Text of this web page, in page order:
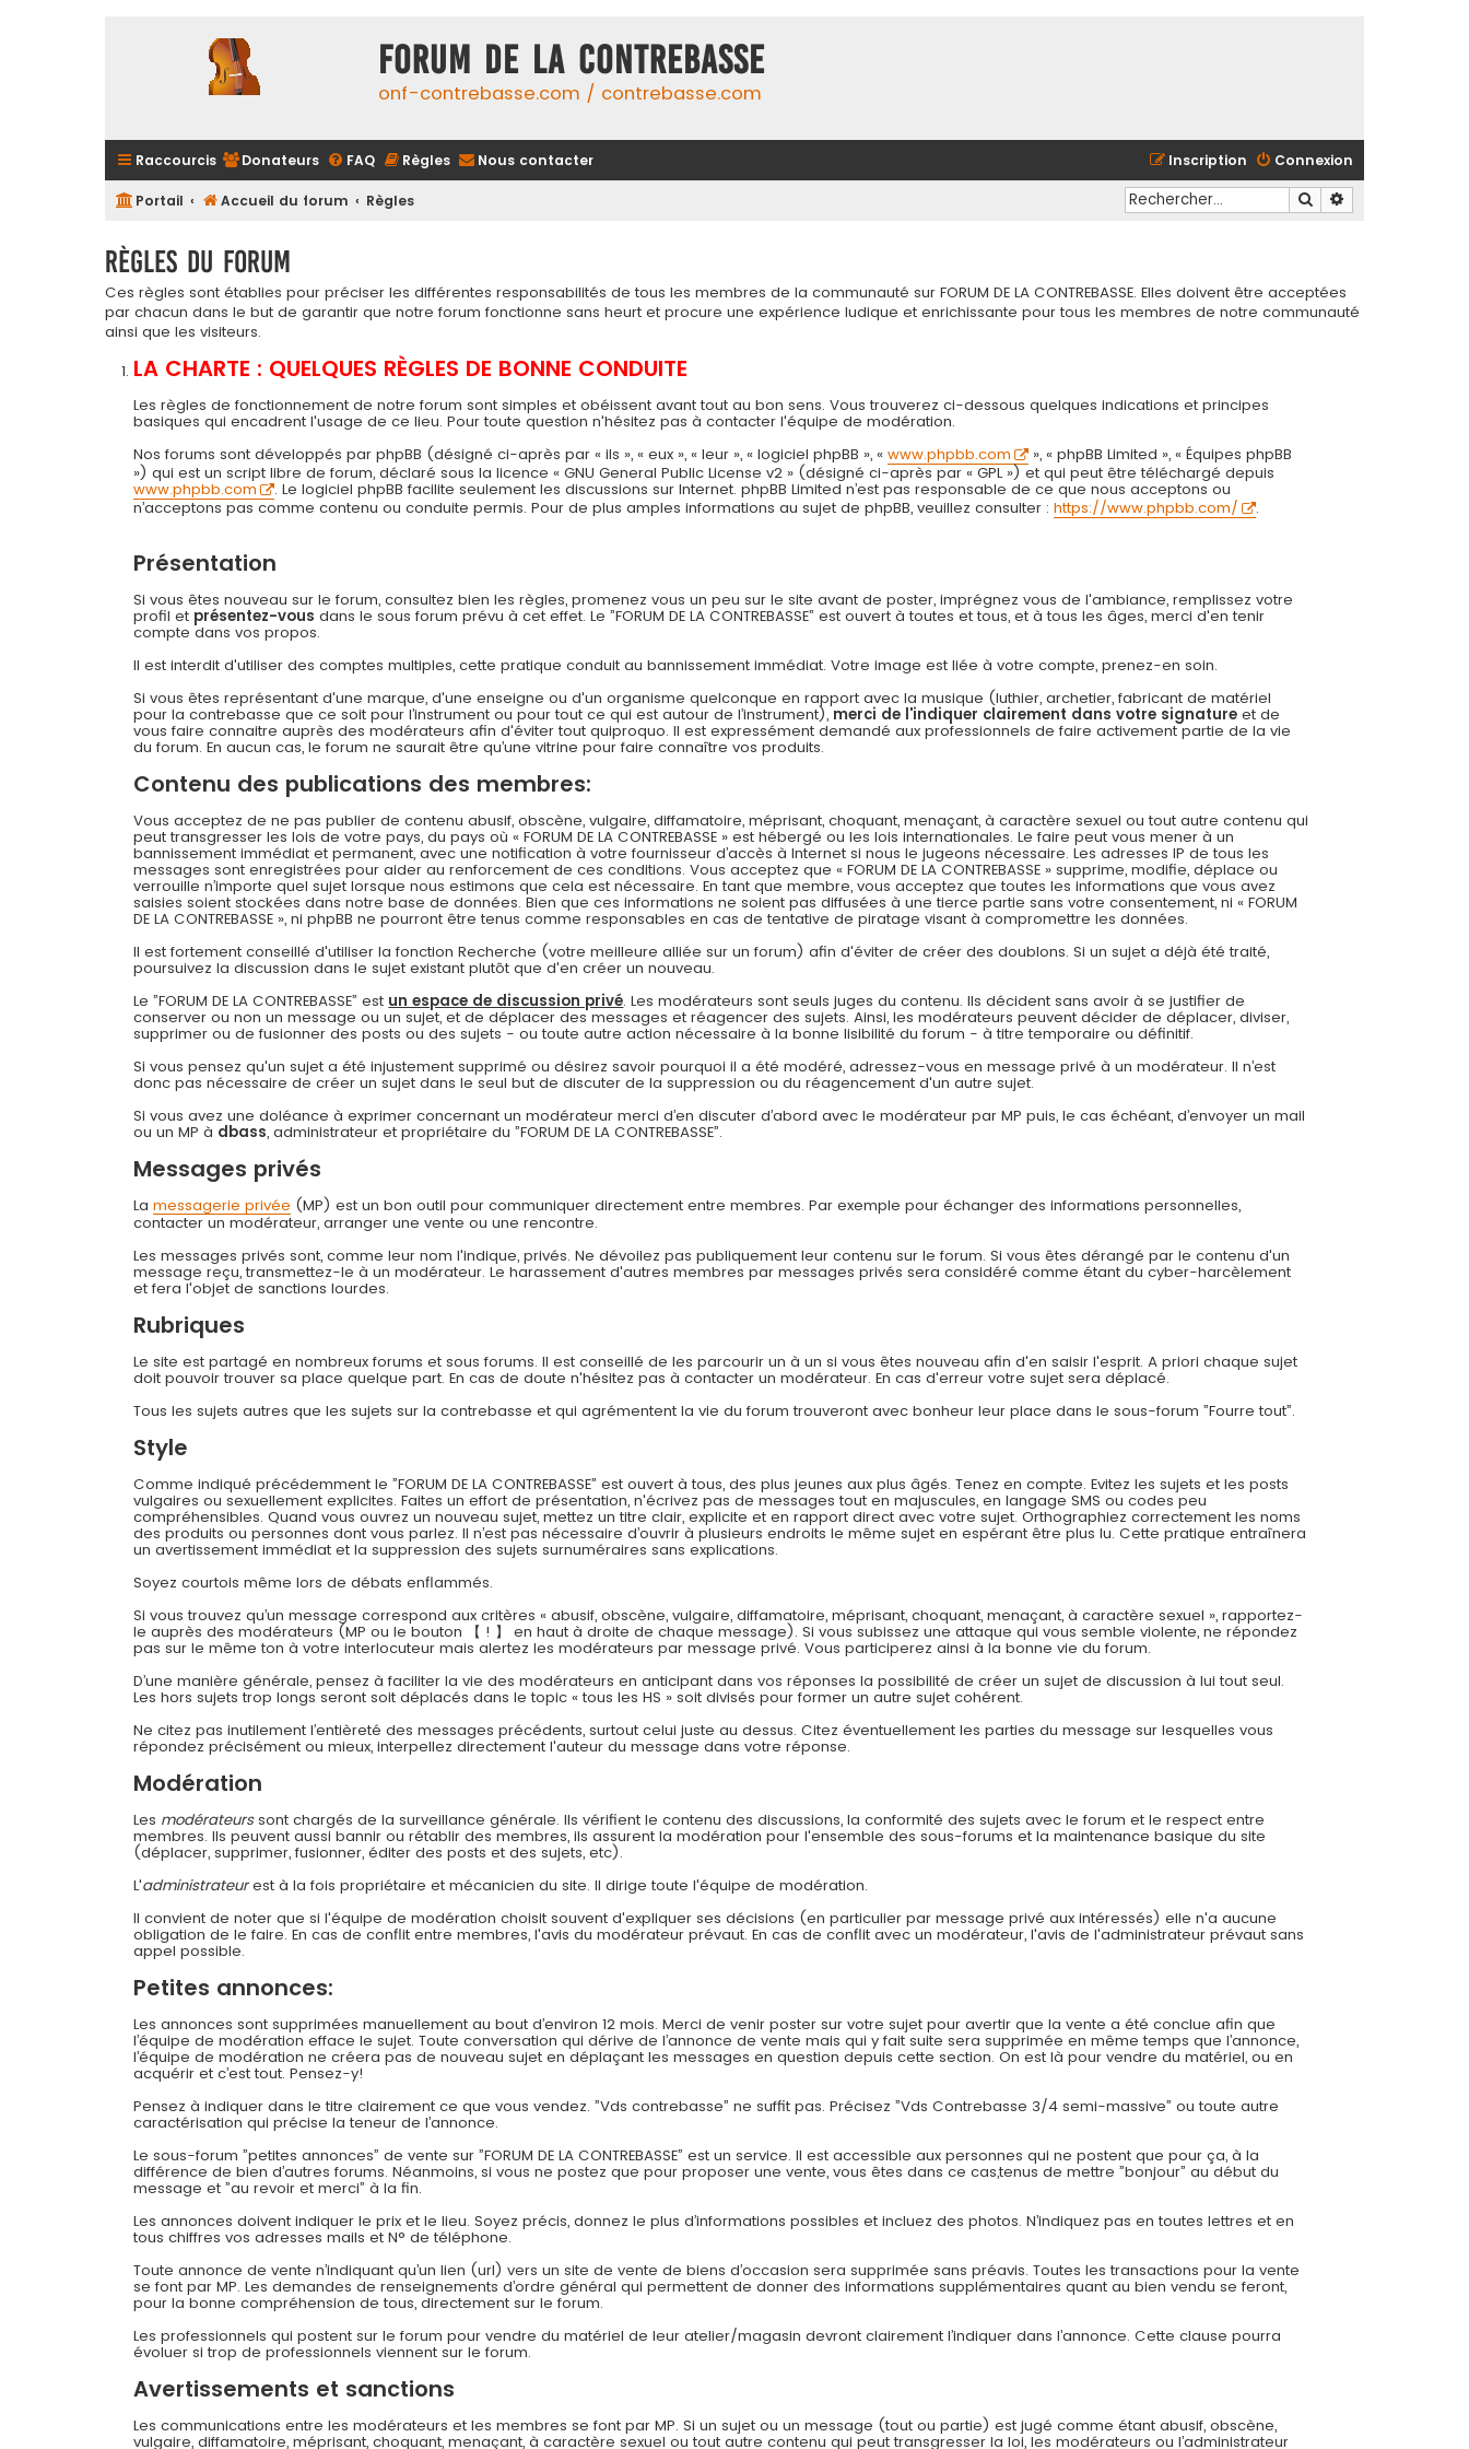
FORUM DE LA CONTREBASSE
onf-contrebasse.com / contrebasse.com
Raccourcis Donateurs FAQ Règles Nous contacter Connexion
Inscription
Portail Accueil du forum Règles Rechercher
Règles du forum
Ces règles sont établies pour préciser les différentes responsabilités de tous les membres de la communauté sur FORUM DE LA CONTREBASSE. Elles doivent être acceptées
par chacun dans le but de garantir que notre forum fonctionne sans heurt et procure une expérience ludique et enrichissante pour tous les membres de notre communauté
ainsi que les visiteurs.
LA CHARTE : QUELQUES RÈGLES DE BONNE CONDUITE
Les règles de fonctionnement de notre forum sont simples et obéissent avant tout au bon sens. Vous trouverez ci-dessous quelques indications et principes
basiques qui encadrent l'usage de ce lieu. Pour toute question n'hésitez pas à contacter l'équipe de modération.
Nos forums sont développés par phpBB (désigné ci-après par « ils », « eux », « leur », « logiciel phpBB », «www.phpbb.com
», « phpBB Limited », « Équipes phpBB
») qui est un script libre de forum, déclaré sous la licence « GNU General Public License v2 » (désigné ci-après par « GPL ») et qui peut être téléchargé depuis
www.phpbb.com
. Le logiciel phpBB facilite seulement les discussions sur Internet. phpBB Limited n’est pas responsable de ce que nous acceptons ou
n’acceptons pas comme contenu ou conduite permis. Pour de plus amples informations au sujet de phpBB, veuillez consulter :https://www.phpbb.com/ .
Présentation
Si vous êtes nouveau sur le forum, consultez bien les règles, promenez vous un peu sur le site avant de poster, imprégnez vous de l'ambiance, remplissez votre
profil et présentez-vous dans le sous forum prévu à cet effet. Le ”FORUM DE LA CONTREBASSE” est ouvert à toutes et tous, et à tous les âges, merci d'en tenir
compte dans vos propos.
Il est interdit d'utiliser des comptes multiples, cette pratique conduit au bannissement immédiat. Votre image est liée à votre compte, prenez-en soin.
Si vous êtes représentant d'une marque, d'une enseigne ou d'un organisme quelconque en rapport avec la musique (luthier, archetier, fabricant de matériel
pour la contrebasse que ce soit pour l’instrument ou pour tout ce qui est autour de l’instrument), merci de l'indiquer clairement dans votre signature et de
vous faire connaitre auprès des modérateurs afin d'éviter tout quiproquo. Il est expressément demandé aux professionnels de faire activement partie de la vie
du forum. En aucun cas, le forum ne saurait être qu’une vitrine pour faire connaître vos produits.
Contenu des publications des membres:
Vous acceptez de ne pas publier de contenu abusif, obscène, vulgaire, diffamatoire, méprisant, choquant, menaçant, à caractère sexuel ou tout autre contenu qui
peut transgresser les lois de votre pays, du pays où « FORUM DE LA CONTREBASSE » est hébergé ou les lois internationales. Le faire peut vous mener à un
bannissement immédiat et permanent, avec une notification à votre fournisseur d’accès à Internet si nous le jugeons nécessaire. Les adresses IP de tous les
messages sont enregistrées pour aider au renforcement de ces conditions. Vous acceptez que « FORUM DE LA CONTREBASSE » supprime, modifie, déplace ou
verrouille n’importe quel sujet lorsque nous estimons que cela est nécessaire. En tant que membre, vous acceptez que toutes les informations que vous avez
saisies soient stockées dans notre base de données. Bien que ces informations ne soient pas diffusées à une tierce partie sans votre consentement, ni « FORUM
DE LA CONTREBASSE », ni phpBB ne pourront être tenus comme responsables en cas de tentative de piratage visant à compromettre les données.
Il est fortement conseillé d'utiliser la fonction Recherche (votre meilleure alliée sur un forum) afin d'éviter de créer des doublons. Si un sujet a déjà été traité,
poursuivez la discussion dans le sujet existant plutôt que d'en créer un nouveau.
Le ”FORUM DE LA CONTREBASSE” est un espace de discussion privé. Les modérateurs sont seuls juges du contenu. Ils décident sans avoir à se justifier de
conserver ou non un message ou un sujet, et de déplacer des messages et réagencer des sujets. Ainsi, les modérateurs peuvent décider de déplacer, diviser,
supprimer ou de fusionner des posts ou des sujets - ou toute autre action nécessaire à la bonne lisibilité du forum - à titre temporaire ou définitif.
Si vous pensez qu'un sujet a été injustement supprimé ou désirez savoir pourquoi il a été modéré, adressez-vous en message privé à un modérateur. Il n’est
donc pas nécessaire de créer un sujet dans le seul but de discuter de la suppression ou du réagencement d'un autre sujet.
Si vous avez une doléance à exprimer concernant un modérateur merci d’en discuter d’abord avec le modérateur par MP puis, le cas échéant, d’envoyer un mail
ou un MP à dbass, administrateur et propriétaire du ”FORUM DE LA CONTREBASSE”.
Messages privés
Lamessagerie privée (MP) est un bon outil pour communiquer directement entre membres. Par exemple pour échanger des informations personnelles,
contacter un modérateur, arranger une vente ou une rencontre.
Les messages privés sont, comme leur nom l'indique, privés. Ne dévoilez pas publiquement leur contenu sur le forum. Si vous êtes dérangé par le contenu d'un
message reçu, transmettez-le à un modérateur. Le harassement d'autres membres par messages privés sera considéré comme étant du cyber-harcèlement
et fera l'objet de sanctions lourdes.
Rubriques
Le site est partagé en nombreux forums et sous forums. Il est conseillé de les parcourir un à un si vous êtes nouveau afin d'en saisir l'esprit. A priori chaque sujet
doit pouvoir trouver sa place quelque part. En cas de doute n'hésitez pas à contacter un modérateur. En cas d'erreur votre sujet sera déplacé.
Tous les sujets autres que les sujets sur la contrebasse et qui agrémentent la vie du forum trouveront avec bonheur leur place dans le sous-forum ”Fourre tout”.
Style
Comme indiqué précédemment le ”FORUM DE LA CONTREBASSE” est ouvert à tous, des plus jeunes aux plus âgés. Tenez en compte. Evitez les sujets et les posts
vulgaires ou sexuellement explicites. Faites un effort de présentation, n'écrivez pas de messages tout en majuscules, en langage SMS ou codes peu
compréhensibles. Quand vous ouvrez un nouveau sujet, mettez un titre clair, explicite et en rapport direct avec votre sujet. Orthographiez correctement les noms
des produits ou personnes dont vous parlez. Il n’est pas nécessaire d’ouvrir à plusieurs endroits le même sujet en espérant être plus lu. Cette pratique entraînera
un avertissement immédiat et la suppression des sujets surnuméraires sans explications.
Soyez courtois même lors de débats enflammés.
Si vous trouvez qu’un message correspond aux critères « abusif, obscène, vulgaire, diffamatoire, méprisant, choquant, menaçant, à caractère sexuel », rapportez-
le auprès des modérateurs (MP ou le bouton 【 ! 】 en haut à droite de chaque message). Si vous subissez une attaque qui vous semble violente, ne répondez
pas sur le même ton à votre interlocuteur mais alertez les modérateurs par message privé. Vous participerez ainsi à la bonne vie du forum.
D’une manière générale, pensez à faciliter la vie des modérateurs en anticipant dans vos réponses la possibilité de créer un sujet de discussion à lui tout seul.
Les hors sujets trop longs seront soit déplacés dans le topic « tous les HS » soit divisés pour former un autre sujet cohérent.
Ne citez pas inutilement l’entièreté des messages précédents, surtout celui juste au dessus. Citez éventuellement les parties du message sur lesquelles vous
répondez précisément ou mieux, interpellez directement l'auteur du message dans votre réponse.
Modération
Les modérateurssont chargés de la surveillance générale. Ils vérifient le contenu des discussions, la conformité des sujets avec le forum et le respect entre
membres. Ils peuvent aussi bannir ou rétablir des membres, ils assurent la modération pour l'ensemble des sous-forums et la maintenance basique du site
(déplacer, supprimer, fusionner, éditer des posts et des sujets, etc).
L'administrateurest à la fois propriétaire et mécanicien du site. Il dirige toute l'équipe de modération.
Il convient de noter que si l'équipe de modération choisit souvent d'expliquer ses décisions (en particulier par message privé aux intéressés) elle n'a aucune
obligation de le faire. En cas de conflit entre membres, l'avis du modérateur prévaut. En cas de conflit avec un modérateur, l'avis de l'administrateur prévaut sans
appel possible.
Petites annonces:
Les annonces sont supprimées manuellement au bout d’environ 12 mois. Merci de venir poster sur votre sujet pour avertir que la vente a été conclue afin que
l’équipe de modération efface le sujet. Toute conversation qui dérive de l’annonce de vente mais qui y fait suite sera supprimée en même temps que l’annonce,
l’équipe de modération ne créera pas de nouveau sujet en déplaçant les messages en question depuis cette section. On est là pour vendre du matériel, ou en
acquérir et c’est tout. Pensez-y!
Pensez à indiquer dans le titre clairement ce que vous vendez. ”Vds contrebasse” ne suffit pas. Précisez ”Vds Contrebasse 3/4 semi-massive” ou toute autre
caractérisation qui précise la teneur de l’annonce.
Le sous-forum ”petites annonces” de vente sur ”FORUM DE LA CONTREBASSE” est un service. Il est accessible aux personnes qui ne postent que pour ça, à la
différence de bien d’autres forums. Néanmoins, si vous ne postez que pour proposer une vente, vous êtes dans ce cas,tenus de mettre ”bonjour” au début du
message et ”au revoir et merci” à la fin.
Les annonces doivent indiquer le prix et le lieu. Soyez précis, donnez le plus d’informations possibles et incluez des photos. N’indiquez pas en toutes lettres et en
tous chiffres vos adresses mails et N° de téléphone.
Toute annonce de vente n’indiquant qu’un lien (url) vers un site de vente de biens d’occasion sera supprimée sans préavis. Toutes les transactions pour la vente
se font par MP. Les demandes de renseignements d’ordre général qui permettent de donner des informations supplémentaires quant au bien vendu se feront,
pour la bonne compréhension de tous, directement sur le forum.
Les professionnels qui postent sur le forum pour vendre du matériel de leur atelier/magasin devront clairement l’indiquer dans l’annonce. Cette clause pourra
évoluer si trop de professionnels viennent sur le forum.
Avertissements et sanctions
Les communications entre les modérateurs et les membres se font par MP. Si un sujet ou un message (tout ou partie) est jugé comme étant abusif, obscène,
vulgaire, diffamatoire, méprisant, choquant, menaçant, à caractère sexuel ou tout autre contenu qui peut transgresser la loi, les modérateurs ou l’administrateur